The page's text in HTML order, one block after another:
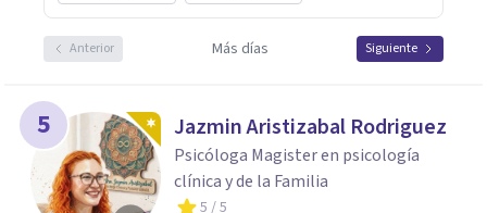
Anterior Más días Siguiente
5 Jazmin Aristizabal Rodriguez
Psicóloga Magister en psicología
clínica y de la Familia
5 / 5